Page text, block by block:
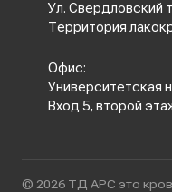
Ул. Свердловский
Территория
Офис:
Университетская
Вход 5, второй
© 2026 ТД АРС это